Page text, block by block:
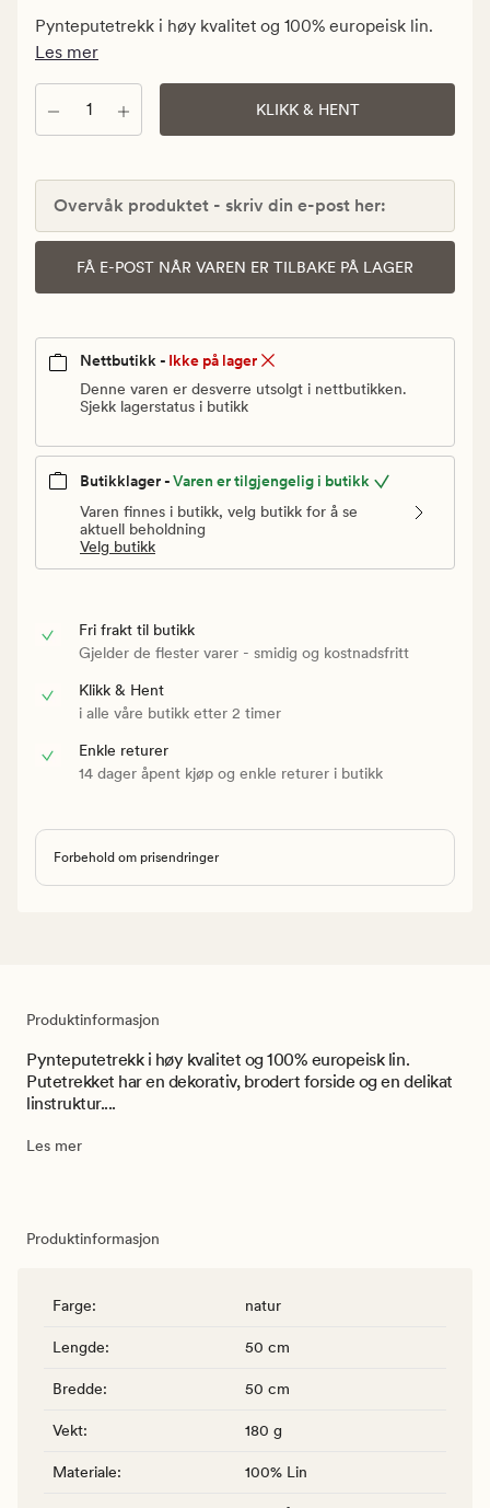
5
Vanlig
pris
899,90
kr
Pynteputetrekk i høy kvalitet og 100% europeisk lin.
Les mer
Antall KLIKK & HENT
Overvåk produktet - skriv din e-post her:
FÅ E-POST NÅR VAREN ER TILBAKE PÅ LAGER
Nettbutikk - Ikke på lager
Denne varen er desverre utsolgt i nettbutikken.
Sjekk lagerstatus i butikk
Butikklager -Varen er tilgjengelig i butikk
Varen finnes i butikk, velg butikk for å se
aktuell beholdning
Velg butikk
Fri frakt til butikk
Gjelder de flester varer - smidig og kostnadsfritt
Klikk & Hent
i alle våre butikk etter 2 timer
Enkle returer
14 dager åpent kjøp og enkle returer i butikk
Forbehold om prisendringer
Produktinformasjon
Pynteputetrekk i høy kvalitet og 100% europeisk lin.
Putetrekket har en dekorativ, brodert forside og en delikat
linstruktur....
Les mer
Produktinformasjon
Farge: natur
Lengde: 50 cm
Bredde: 50 cm
Vekt: 180 g
Materiale: 100% Lin